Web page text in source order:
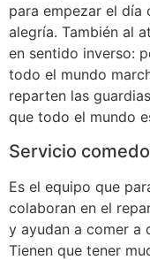
para empezar el día
alegría. También al
en sentido inverso:
todo el mundo
reparten las
que todo el mundo
Servicio
Es el equipo que
colaboran en el
y ayudan a comer a
Tienen que tener